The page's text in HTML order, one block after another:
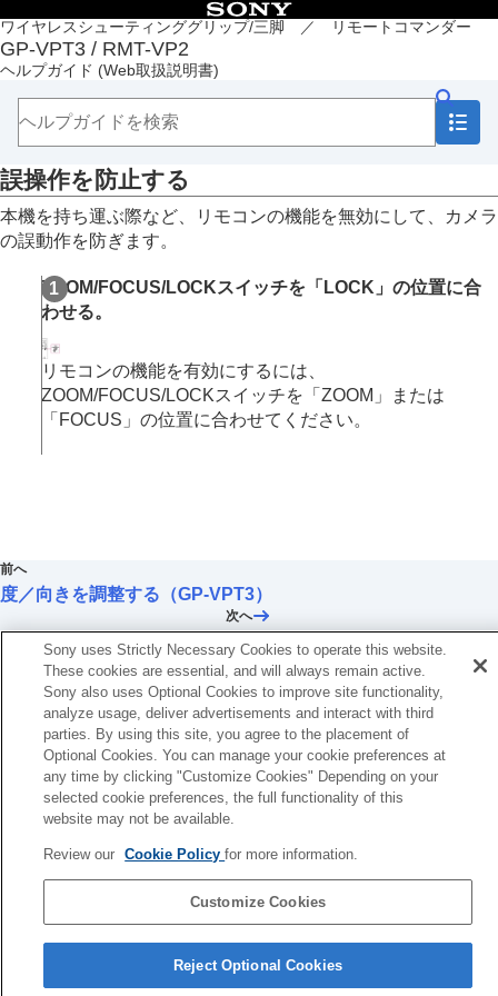
ワイヤレスシューティンググリップ/三脚 ／ リモートコマンダー
GP-VPT3 / RMT-VP2
ヘルプガイド (Web取扱説明書)
目次
トップページ
各部の名称（GP-VPT3）
準備
リモコンを取り付ける／取り外す（GP-VPT3）
電池について
本機とカメラをペアリングする
カメラを取り付ける（GP-VPT3）
誤操作を防止する
本機について
故障かな？と思ったら
誤操作を防止する
本機を持ち運ぶ際など、リモコンの機能を無効にして、カメラ
の誤動作を防ぎます。
ZOOM/FOCUS/LOCKスイッチを「LOCK」の位置に合
わせる。
リモコンの機能を有効にするには、
ZOOM/FOCUS/LOCKスイッチを「ZOOM」または
「FOCUS」の位置に合わせてください。
前へ
／向きを調整する（GP-VPT3）
次へ
撮影スタイルについて（GP-
言語選択ページへ
5-068-464-01(3)
Sony uses Strictly Necessary Cookies to operate this website.
These cookies are essential, and will always remain active.
Sony also uses Optional Cookies to improve site functionality,
analyze usage, deliver advertisements and interact with third
parties. By using this site, you agree to the placement of
Optional Cookies. You can manage your cookie preferences at
any time by clicking "Customize Cookies" Depending on your
selected cookie preferences, the full functionality of this
website may not be available.
Review our Cookie Policyfor more information.
Customize Cookies
Reject Optional Cookies